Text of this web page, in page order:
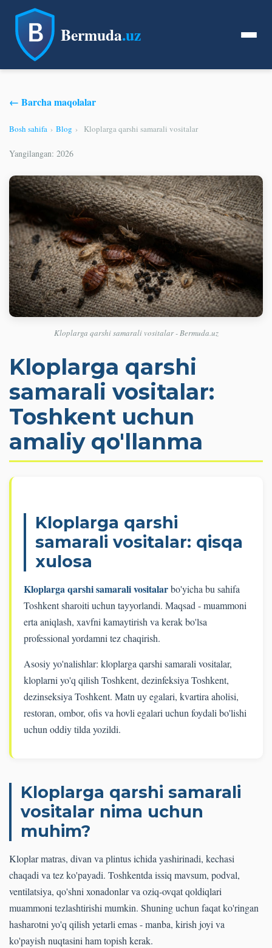
Bermuda.uz
← Barcha maqolalar
Bosh sahifa › Blog › Kloplarga qarshi samarali vositalar
Yangilangan: 2026
Kloplarga qarshi samarali vositalar - Bermuda.uz
Kloplarga qarshi
samarali vositalar:
Toshkent uchun
amaliy qo'llanma
Kloplarga qarshi
samarali vositalar: qisqa
xulosa
Kloplarga qarshi samarali vositalarbo'yicha bu sahifa
Toshkent sharoiti uchun tayyorlandi. Maqsad - muammoni
erta aniqlash, xavfni kamaytirish va kerak bo'lsa
professional yordamni tez chaqirish.
Asosiy yo'nalishlar: kloplarga qarshi samarali vositalar,
kloplarni yo'q qilish Toshkent, dezinfeksiya Toshkent,
dezinseksiya Toshkent. Matn uy egalari, kvartira aholisi,
restoran, ombor, ofis va hovli egalari uchun foydali bo'lishi
uchun oddiy tilda yozildi.
Kloplarga qarshi samarali
vositalar nima uchun
muhim?
Kloplar matras, divan va plintus ichida yashirinadi, kechasi
chaqadi va tez ko'payadi. Toshkentda issiq mavsum, podval,
ventilatsiya, qo'shni xonadonlar va oziq-ovqat qoldiqlari
muammoni tezlashtirishi mumkin. Shuning uchun faqat ko'ringan
hasharotni yo'q qilish yetarli emas - manba, kirish joyi va
ko'payish nuqtasini ham topish kerak.